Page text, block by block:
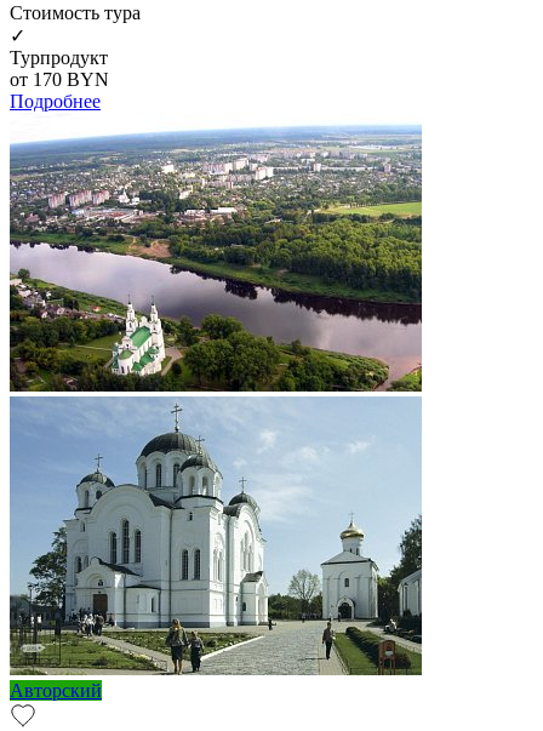
Cтоимость тура
✓
Турпродукт
от 170 BYN
Подробнее
Авторский